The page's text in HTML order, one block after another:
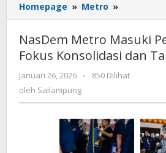
Homepage » Metro »
Metro
Masuki
Periode
Baru,
Fokus
Elektoral
NasDem Metro Masuki
Fokus Konsolidasi dan
Januari 26, 2026
oleh
-
850 Dilihat
oleh Sailampung